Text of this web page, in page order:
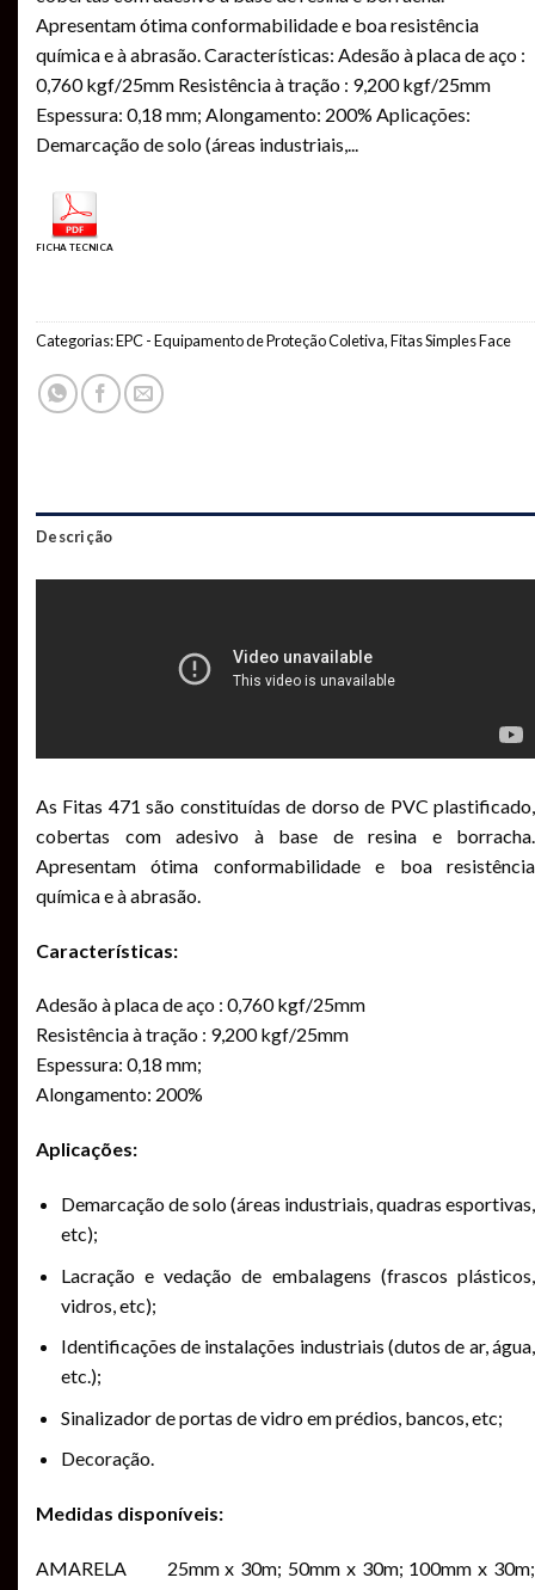
Apresentam ótima conformabilidade e boa resistência
química e à abrasão. Características: Adesão à placa de aço :
0,760 kgf/25mm Resistência à tração : 9,200 kgf/25mm
Espessura: 0,18 mm; Alongamento: 200% Aplicações:
Demarcação de solo (áreas industriais,
FICHA TECNICA
Categorias:EPC - Equipamento de Proteção Coletiva,Fitas Simples Face
Descrição
As Fitas 471 são constituídas de dorso de PVC plastificado,
cobertas com adesivo à base de resina e borracha.
Apresentam ótima conformabilidade e boa resistência
química e à abrasão.
Características:
Adesão à placa de aço : 0,760 kgf/25mm
Resistência à tração : 9,200 kgf/25mm
Espessura: 0,18 mm;
Alongamento: 200%
Aplicações:
Demarcação de solo (áreas industriais, quadras esportivas,
etc);
Lacração e vedação de embalagens (frascos plásticos,
vidros, etc);
Identificações de instalações industriais (dutos de ar, água,
etc.);
Sinalizador de portas de vidro em prédios, bancos, etc;
Decoração.
Medidas disponíveis:
AMARELA 25mm x 30m; 50mm x 30m; 100mm x 30m;